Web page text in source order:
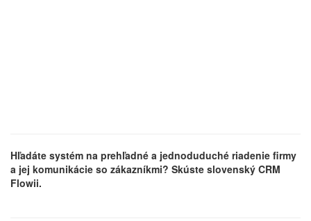
Hľadáte systém na prehľadné a jednoduduché riadenie firmy
a jej komunikácie so zákazníkmi? Skúste slovenský CRM
Flowii.